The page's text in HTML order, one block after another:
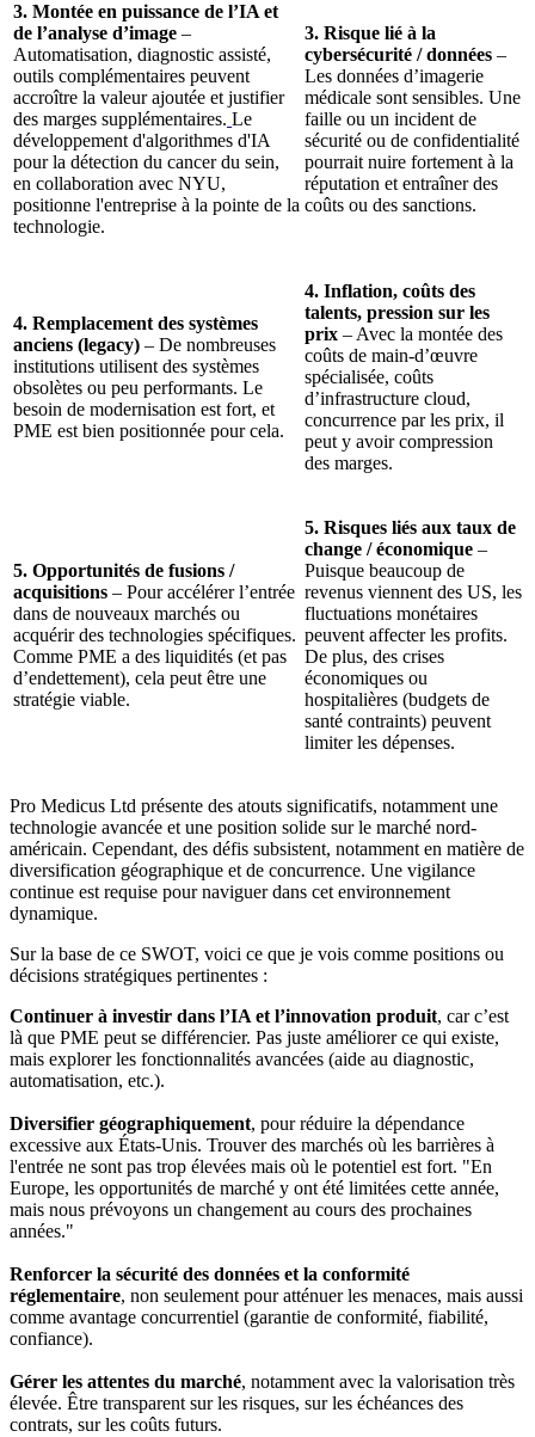
3. Montée en puissance de l’IA et
de l’analyse d’image –
Automatisation, diagnostic assisté,
outils complémentaires peuvent
accroître la valeur ajoutée et justifier
des marges supplémentaires. Le
développement d'algorithmes d'IA
pour la détection du cancer du sein,
en collaboration avec NYU,
positionne l'entreprise à la pointe de la
technologie.
3. Risque lié à la
cybersécurité / données –
Les données d’imagerie
médicale sont sensibles. Une
faille ou un incident de
sécurité ou de confidentialité
pourrait nuire fortement à la
réputation et entraîner des
coûts ou des sanctions.
4. Remplacement des systèmes
anciens (legacy) – De nombreuses
institutions utilisent des systèmes
obsolètes ou peu performants. Le
besoin de modernisation est fort, et
PME est bien positionnée pour cela.
4. Inflation, coûts des
talents, pression sur les
prix – Avec la montée des
coûts de main-d’œuvre
spécialisée, coûts
d’infrastructure cloud,
concurrence par les prix, il
peut y avoir compression
des marges.
5. Opportunités de fusions /
acquisitions – Pour accélérer l’entrée
dans de nouveaux marchés ou
acquérir des technologies spécifiques.
Comme PME a des liquidités (et pas
d’endettement), cela peut être une
stratégie viable.
5. Risques liés aux taux de
change / économique –
Puisque beaucoup de
revenus viennent des US, les
fluctuations monétaires
peuvent affecter les profits.
De plus, des crises
économiques ou
hospitalières (budgets de
santé contraints) peuvent
limiter les dépenses.
Pro Medicus Ltd présente des atouts significatifs, notamment une
technologie avancée et une position solide sur le marché nord-
américain. Cependant, des défis subsistent, notamment en matière de
diversification géographique et de concurrence. Une vigilance
continue est requise pour naviguer dans cet environnement
dynamique.
Sur la base de ce SWOT, voici ce que je vois comme positions ou
décisions stratégiques pertinentes :
Continuer à investir dans l’IA et l’innovation produit, car c’est
là que PME peut se différencier. Pas juste améliorer ce qui existe,
mais explorer les fonctionnalités avancées (aide au diagnostic,
automatisation, etc.).
Diversifier géographiquement, pour réduire la dépendance
excessive aux États-Unis. Trouver des marchés où les barrières à
l'entrée ne sont pas trop élevées mais où le potentiel est fort. "En
Europe, les opportunités de marché y ont été limitées cette année,
mais nous prévoyons un changement au cours des prochaines
années."
Renforcer la sécurité des données et la conformité
réglementaire, non seulement pour atténuer les menaces, mais aussi
comme avantage concurrentiel (garantie de conformité, fiabilité,
confiance).
Gérer les attentes du marché, notamment avec la valorisation très
élevée. Être transparent sur les risques, sur les échéances des
contrats, sur les coûts futurs.